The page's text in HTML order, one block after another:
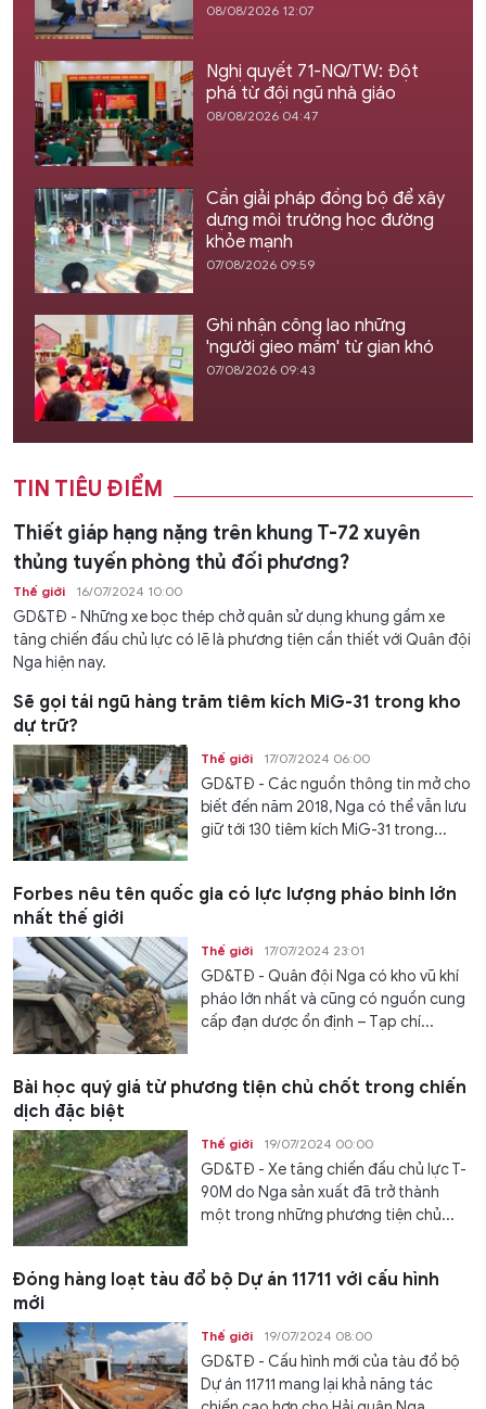
08/08/2026 12:07
Nghị quyết 71-NQ/TW: Đột
phá từ đội ngũ nhà giáo
08/08/2026 04:47
Cần giải pháp đồng bộ để xây
dựng môi trường học đường
khỏe mạnh
07/08/2026 09:59
Ghi nhận công lao những
'người gieo mầm' từ gian khó
07/08/2026 09:43
TIN TIÊU ĐIỂM
Thiết giáp hạng nặng trên khung T-72 xuyên
thủng tuyến phòng thủ đối phương?
Thế giới 16/07/2024 10:00
GD&TĐ - Những xe bọc thép chở quân sử dụng khung gầm xe
tăng chiến đấu chủ lực có lẽ là phương tiện cần thiết với Quân đội
Nga hiện nay.
Sẽ gọi tái ngũ hàng trăm tiêm kích MiG-31 trong kho
dự trữ?
Thế giới 17/07/2024 06:00
GD&TĐ - Các nguồn thông tin mở cho
biết đến năm 2018, Nga có thể vẫn lưu
giữ tới 130 tiêm kích MiG-31 trong...
Forbes nêu tên quốc gia có lực lượng pháo binh lớn
nhất thế giới
Thế giới 17/07/2024 23:01
GD&TĐ - Quân đội Nga có kho vũ khí
pháo lớn nhất và cũng có nguồn cung
cấp đạn dược ổn định – Tạp chí...
Bài học quý giá từ phương tiện chủ chốt trong chiến
dịch đặc biệt
Thế giới 19/07/2024 00:00
GD&TĐ - Xe tăng chiến đấu chủ lực T-
90M do Nga sản xuất đã trở thành
một trong những phương tiện chủ...
Đóng hàng loạt tàu đổ bộ Dự án 11711 với cấu hình
mới
Thế giới 19/07/2024 08:00
GD&TĐ - Cấu hình mới của tàu đổ bộ
Dự án 11711 mang lại khả năng tác